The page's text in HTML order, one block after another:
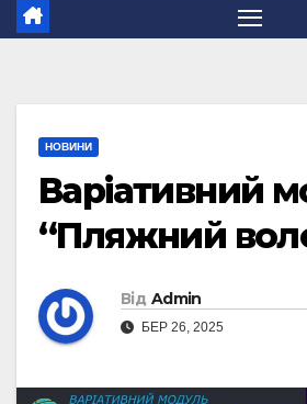
НОВИНИ
Варіативний
“Пляжний
Від Admin
БЕР 26, 2025